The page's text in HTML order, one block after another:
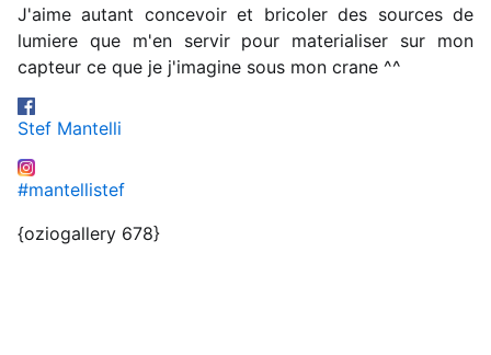
J'aime autant concevoir et bricoler des sources de
lumiere que m'en servir pour materialiser sur mon
capteur ce que je j'imagine sous mon crane ^^
Stef Mantelli
#mantellistef
{oziogallery 678}